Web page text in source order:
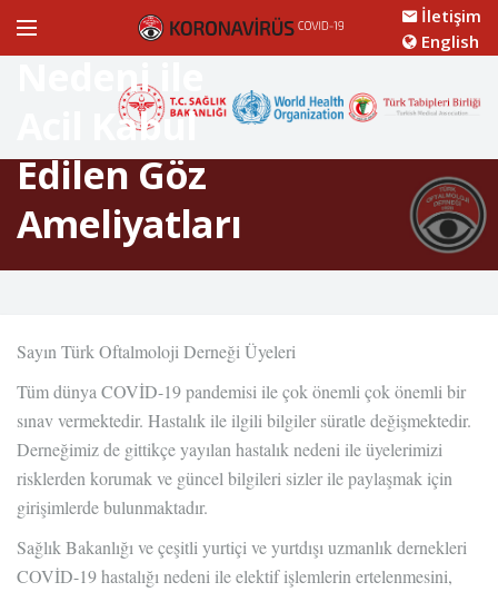
İletişim
English
Pandemi
Nedeni ile
Acil Kabul
Edilen Göz
Ameliyatları
Sayın Türk Oftalmoloji Derneği Üyeleri
Tüm dünya COVİD-19 pandemisi ile çok önemli çok önemli bir
sınav vermektedir. Hastalık ile ilgili bilgiler süratle değişmektedir.
Derneğimiz de gittikçe yayılan hastalık nedeni ile üyelerimizi
risklerden korumak ve güncel bilgileri sizler ile paylaşmak için
girişimlerde bulunmaktadır.
Sağlık Bakanlığı ve çeşitli yurtiçi ve yurtdışı uzmanlık dernekleri
COVİD-19 hastalığı nedeni ile elektif işlemlerin ertelenmesini,